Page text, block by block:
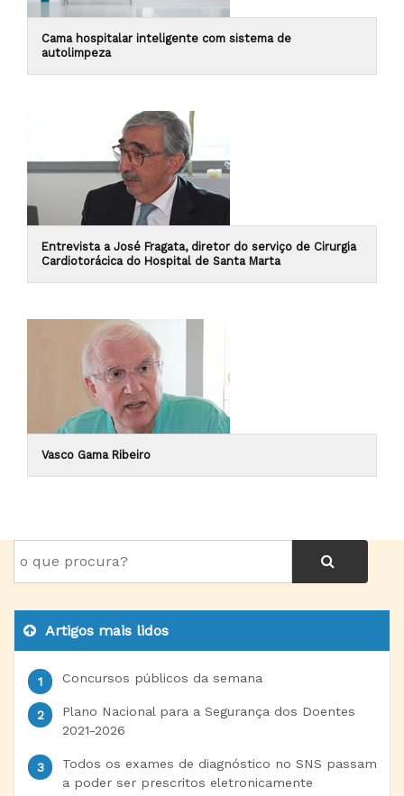
Cama hospitalar inteligente com sistema de
autolimpeza
Entrevista a José Fragata, diretor do serviço de Cirurgia
Cardiotorácica do Hospital de Santa Marta
Vasco Gama Ribeiro
Artigos mais lidos
Concursos públicos da semana
Plano Nacional para a Segurança dos Doentes
2021-2026
Todos os exames de diagnóstico no SNS passam
a poder ser prescritos eletronicamente